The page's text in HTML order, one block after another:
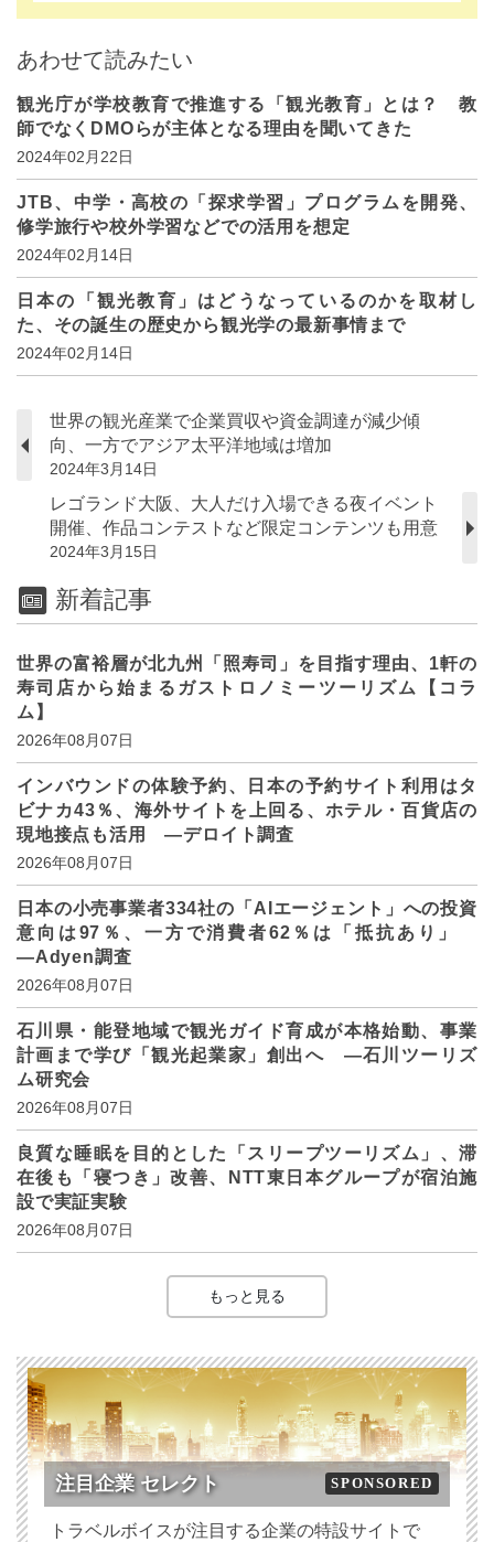
あわせて読みたい
観光庁が学校教育で推進する「観光教育」とは？ 教
師でなくDMOらが主体となる理由を聞いてきた
2024年02月22日
JTB、中学・高校の「探求学習」プログラムを開発、
修学旅行や校外学習などでの活用を想定
2024年02月14日
日本の「観光教育」はどうなっているのかを取材し
た、その誕生の歴史から観光学の最新事情まで
2024年02月14日
世界の観光産業で企業買収や資金調達が減少傾
向、一方でアジア太平洋地域は増加
2024年3月14日
レゴランド大阪、大人だけ入場できる夜イベント
開催、作品コンテストなど限定コンテンツも用意
2024年3月15日
新着記事
世界の富裕層が北九州「照寿司」を目指す理由、1軒の
寿司店から始まるガストロノミーツーリズム【コラ
ム】
2026年08月07日
インバウンドの体験予約、日本の予約サイト利用はタ
ビナカ43％、海外サイトを上回る、ホテル・百貨店の
現地接点も活用 ―デロイト調査
2026年08月07日
日本の小売事業者334社の「AIエージェント」への投資
意向は97％、一方で消費者62％は「抵抗あり」
―Adyen調査
2026年08月07日
石川県・能登地域で観光ガイド育成が本格始動、事業
計画まで学び「観光起業家」創出へ ―石川ツーリズ
ム研究会
2026年08月07日
良質な睡眠を目的とした「スリープツーリズム」、滞
在後も「寝つき」改善、NTT東日本グループが宿泊施
設で実証実験
2026年08月07日
もっと見る
注目企業 セレクト SPONSORED
トラベルボイスが注目する企業の特設サイトで